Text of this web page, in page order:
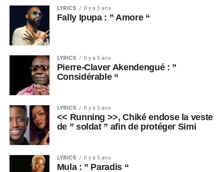
LYRICS Il y a 5 ans
Fally Ipupa : ” Amore “
LYRICS Il y a 5 ans
Pierre-Claver Akendengué : ”
Considérable “
LYRICS Il y a 5 ans
<< Running >>, Chiké endose la veste
de ” soldat ” afin de protéger Simi
LYRICS Il y a 5 ans
Mula : ” Paradis “